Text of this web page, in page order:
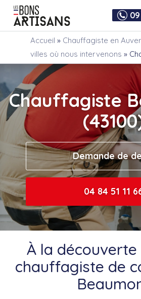
09
Accueil » Chauffagiste en
villes où nous intervenons »
Chauffagiste
Demande de
04 84 51 11
À la
chauffagiste de